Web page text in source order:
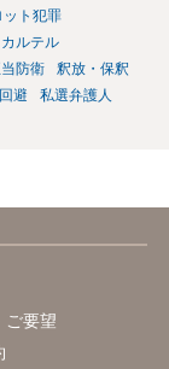
ト犯罪
ルテル
防衛
釈放・保釈
避
私選弁護人
ご要望